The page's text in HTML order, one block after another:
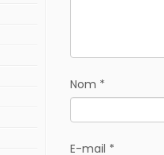
Nom *
E-mail *